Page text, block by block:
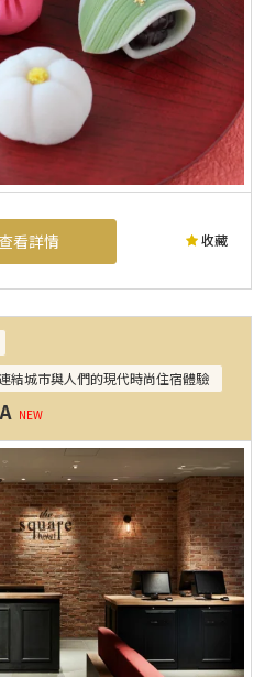
收藏
看詳情
結城市與人們的現代時尚住宿體驗
NEW